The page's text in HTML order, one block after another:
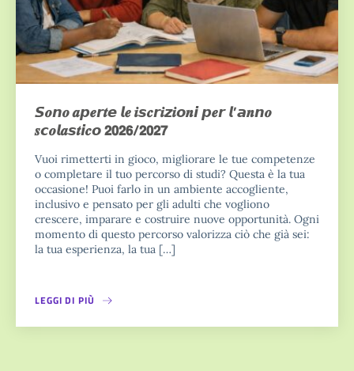
𝙎𝒐𝙣𝒐 𝒂𝙥𝒆𝙧𝒕𝙚 𝙡𝒆 𝒊𝙨𝒄𝙧𝒊𝙯𝒊𝙤𝒏𝙞 𝙥𝒆𝙧 𝙡’𝙖𝒏𝙣𝒐
𝒔𝙘𝒐𝙡𝒂𝙨𝒕𝙞𝒄𝙤 𝟮𝟬𝟮𝟲/𝟮𝟬𝟮𝟳
Vuoi rimetterti in gioco, migliorare le tue competenze
o completare il tuo percorso di studi? Questa è la tua
occasione! Puoi farlo in un ambiente accogliente,
inclusivo e pensato per gli adulti che vogliono
crescere, imparare e costruire nuove opportunità. Ogni
momento di questo percorso valorizza ciò che già sei:
la tua esperienza, la tua […]
LEGGI DI PIÙ